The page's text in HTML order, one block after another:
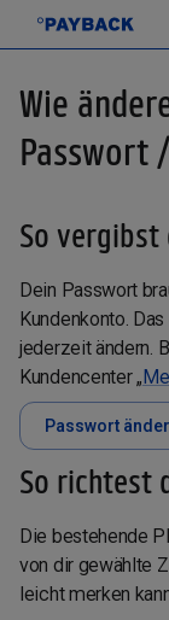
Wie
Passwort
So vergibst
Dein Passwort
Kundenkonto.
jederzeit ändern.
Kundencenter „
Passwort
So richtest
Die bestehende
von dir gewählte
leicht merken